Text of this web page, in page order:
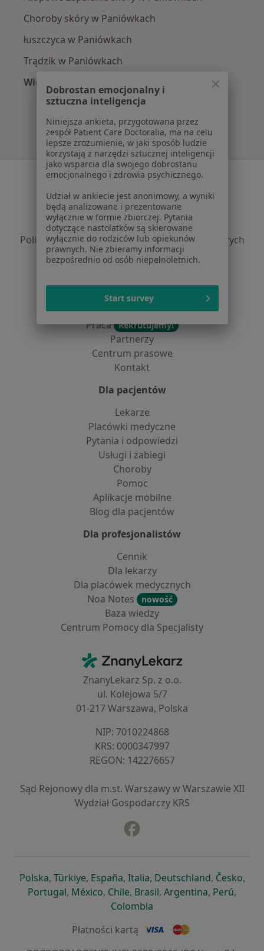
Choroby skóry w Paniówkach
łuszczyca w Paniówkach
Trądzik w Paniówkach
Więcej (10)
Więcej w kategorii: Najczęście leczone
Serwis
Regulamin
Polityka prywatności pacjentów
Polityka prywatności profesjonalistów
Polityka prywatności dla profesjonalistów, których
dane pozyskaliśmy samodzielnie
Polityka cookies
Jak działają wyniki wyszukiwania
Dostępność
O nas
Praca Rekrutujemy!
Partnerzy
Centrum prasowe
Kontakt
Dla pacjentów
Lekarze
Placówki medyczne
Pytania i odpowiedzi
Usługi i zabiegi
Choroby
Pomoc
Aplikacje mobilne
Blog dla pacjentów
Dla profesjonalistów
Cennik
Dla lekarzy
Dla placówek medycznych
Noa Notes
nowość
Baza wiedzy
Centrum Pomocy dla Specjalisty
ZnanyLekarz - Strona główna
ZnanyLekarz Sp. z o.o.
ul. Kolejowa 5/7
01-217 Warszawa, Polska
NIP: ⁠7010224868
KRS: ⁠0000347997
REGON: ⁠142276657
Sąd Rejonowy dla m.st. Warszawy w Warszawie XII
Wydział Gospodarczy KRS
Polskaotwiera się w nowej karcie
, Türkiyeotwiera się w nowej karcie
, Españaotwiera się w nowej karcie
, Italiaotwiera się w nowej
, Deutschlandotwiera się
, Česko,
Portugalotwiera się w nowej karcie
, Méxicootwiera się w nowej karcie
, Chileotwiera się w nowej karcie
, Brasilotwiera się w nowej
, Argentinaotwiera się
, Perú,
Colombia
Płatności kartą
Dobrostan emocjonalny i
sztuczna inteligencja
Niniejsza ankieta, przygotowana przez
zespół Patient Care Doctoralia, ma na celu
lepsze zrozumienie, w jaki sposób ludzie
korzystają z narzędzi sztucznej inteligencji
jako wsparcia dla swojego dobrostanu
emocjonalnego i zdrowia psychicznego.
Udział w ankiecie jest anonimowy, a wyniki
będą analizowane i prezentowane
wyłącznie w formie zbiorczej. Pytania
dotyczące nastolatków są skierowane
wyłącznie do rodziców lub opiekunów
prawnych. Nie zbieramy informacji
bezpośrednio od osób niepełnoletnich.
Start survey